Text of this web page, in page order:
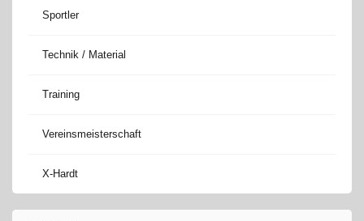
Sportler
Technik / Material
Training
Vereinsmeisterschaft
X-Hardt